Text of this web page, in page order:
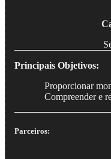
Principais Objetivos:
Proporcionar
Compreender e
Parceiros: